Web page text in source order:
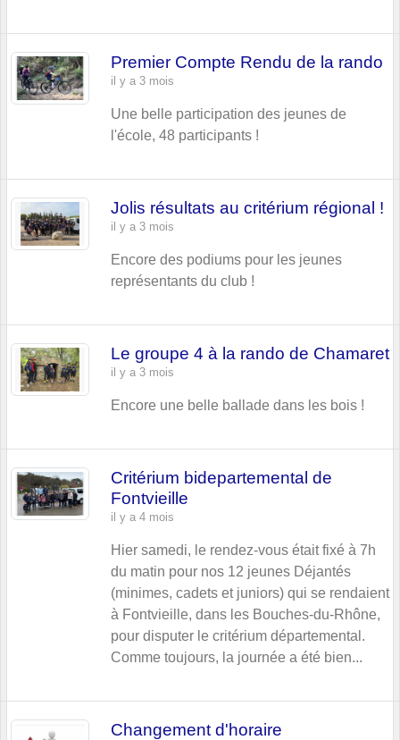
Premier Compte Rendu de la rando
il y a 3 mois
Une belle participation des jeunes de
l'école, 48 participants !
Jolis résultats au critérium régional !
il y a 3 mois
Encore des podiums pour les jeunes
représentants du club !
Le groupe 4 à la rando de Chamaret
il y a 3 mois
Encore une belle ballade dans les bois !
Critérium bidepartemental de
Fontvieille
il y a 4 mois
Hier samedi, le rendez-vous était fixé à 7h
du matin pour nos 12 jeunes Déjantés
(minimes, cadets et juniors) qui se rendaient
à Fontvieille, dans les Bouches-du-Rhône,
pour disputer le critérium départemental.
Comme toujours, la journée a été bien...
Changement d'horaire